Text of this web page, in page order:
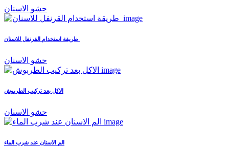
حشو الاسنان
حشو الاسنان
الاكل بعد تركيب الطربوش
حشو الاسنان
الم الاسنان عند شرب الماء